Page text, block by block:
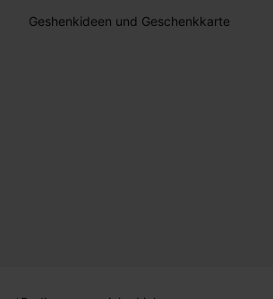
Geshenkideen und Geschenkkarte